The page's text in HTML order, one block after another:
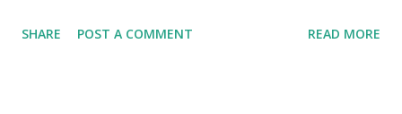
indikator prestasi seorang binaragawan memang harus
SHARE POST A COMMENT READ MORE